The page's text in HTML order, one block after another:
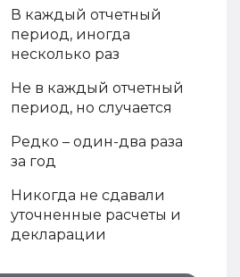
В каждый отчетный
период, иногда
несколько раз
Не в каждый отчетный
период, но случается
Редко – один-два раза
за год
Никогда не сдавали
уточненные расчеты и
декларации